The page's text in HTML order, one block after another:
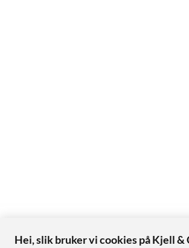
Hei, slik bruker vi cookies på Kjell &